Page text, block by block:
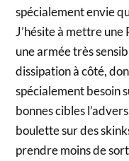
spécialement envie
J’hésite à mettre une
une armée très
dissipation à côté,
spécialement besoin
bonnes cibles
boulette sur des
prendre moins de